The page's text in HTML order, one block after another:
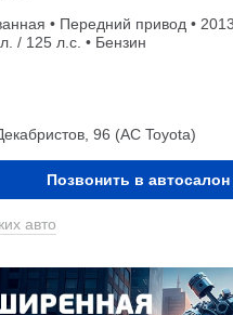
• Передний привод •
/ 125 л.с. • Бензин
96 (АС Toyota)
Позвонить в автосалон
авто